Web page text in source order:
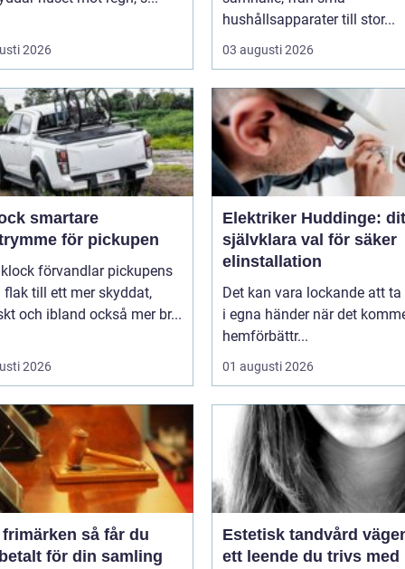
2026
hushållsapparater till stor...
03 augusti 2026
för pickupen
förvandlar pickupens
flak till ett mer skyddat,
och ibland också mer br...
2026
Elektriker Huddinge:
självklara val för säker
elinstallation
Det kan vara lockande att ta
i egna händer när det
hemförbättr...
01 augusti 2026
så får du
för din samling
Estetisk tandvård vägen till
ett leende du trivs med